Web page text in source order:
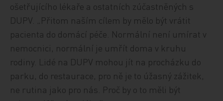
ošetřujícího lékaře a ostatních zúčastněných s
DUPV. „Přitom naším cílem by mělo být vrátit
pacienta do domácí péče. Normální není umírat v
nemocnici, normální je umřít doma v kruhu
rodiny. Lidé na DUPV mohou jít na procházku do
parku, do restaurace, pro ně je to úžasný zážitek,
ne rutina jako pro nás. Proč by o to měli být